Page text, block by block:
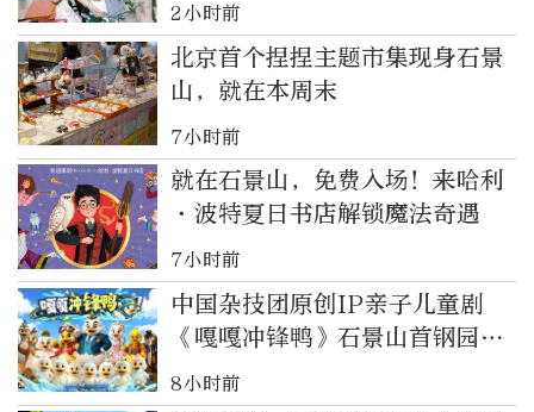
2小时前
北京首个捏捏主题市集现身石景
山，就在本周末
7小时前
就在石景山，免费入场！来哈利
·波特夏日书店解锁魔法奇遇
7小时前
中国杂技团原创IP亲子儿童剧
《嘎嘎冲锋鸭》石景山首钢园首
演
8小时前